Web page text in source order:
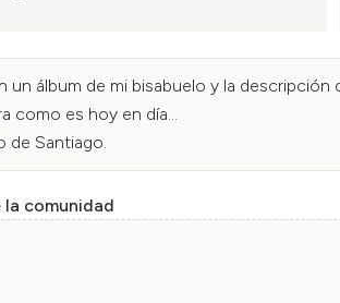
un álbum de mi bisabuelo y la descripción
como es hoy en día...
comunidad